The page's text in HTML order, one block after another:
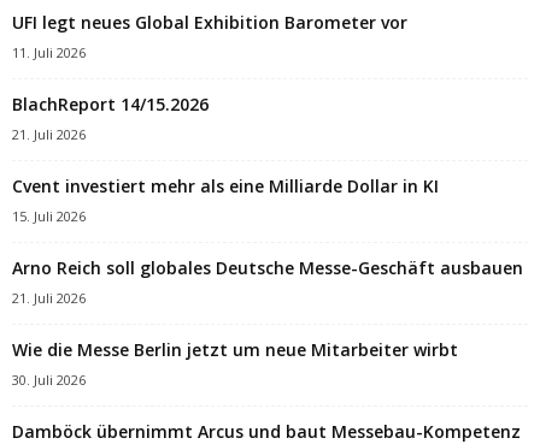
UFI legt neues Global Exhibition Barometer vor
11. Juli 2026
BlachReport 14/15.2026
21. Juli 2026
Cvent investiert mehr als eine Milliarde Dollar in KI
15. Juli 2026
Arno Reich soll globales Deutsche Messe-Geschäft ausbauen
21. Juli 2026
Wie die Messe Berlin jetzt um neue Mitarbeiter wirbt
30. Juli 2026
Damböck übernimmt Arcus und baut Messebau-Kompetenz